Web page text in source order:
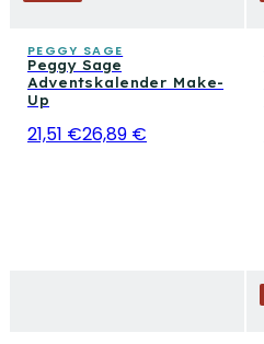
PEGGY SAGE
Peggy Sage
Adventskalender Make-
Up
21,51 €26,89 €